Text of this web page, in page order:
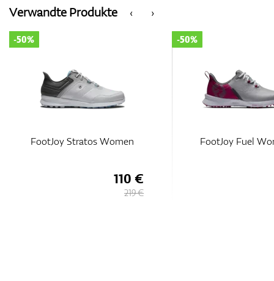
‹
Verwandte Produkte ›
FootJoy Stratos Women
-50%
110 €
219 €
FootJoy Fuel
-50%